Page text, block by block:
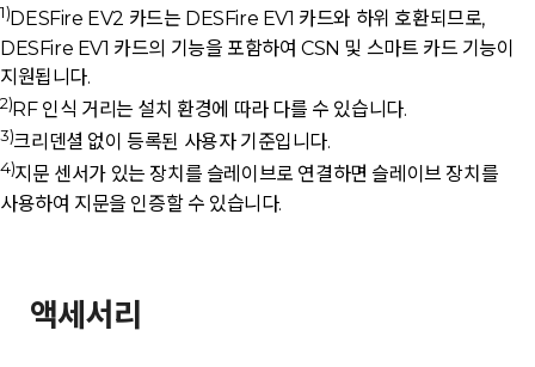
1)DESFire EV2 카드는 DESFire EV1 카드와 하위 호환되므로,
DESFire EV1 카드의 기능을 포함하여 CSN 및 스마트 카드 기능이
지원됩니다.
2)RF 인식 거리는 설치 환경에 따라 다를 수 있습니다.
3)크리덴셜 없이 등록된 사용자 기준입니다.
4)지문 센서가 있는 장치를 슬레이브로 연결하면 슬레이브 장치를
사용하여 지문을 인증할 수 있습니다.
액세서리